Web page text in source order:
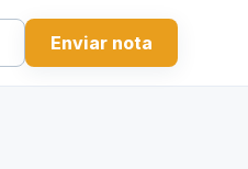
Enviar nota